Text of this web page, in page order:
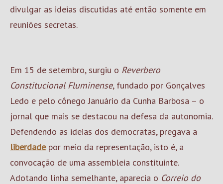
divulgar as ideias discutidas até então somente em
reuniões secretas.
Em 15 de setembro, surgiu o Reverbero
Constitucional Fluminense, fundado por Gonçalves
Ledo e pelo cônego Januário da Cunha Barbosa – o
jornal que mais se destacou na defesa da autonomia.
Defendendo as ideias dos democratas, pregava a
liberdadepor meio da representação, isto é, a
convocação de uma assembleia constituinte.
Adotando linha semelhante, aparecia o Correio do